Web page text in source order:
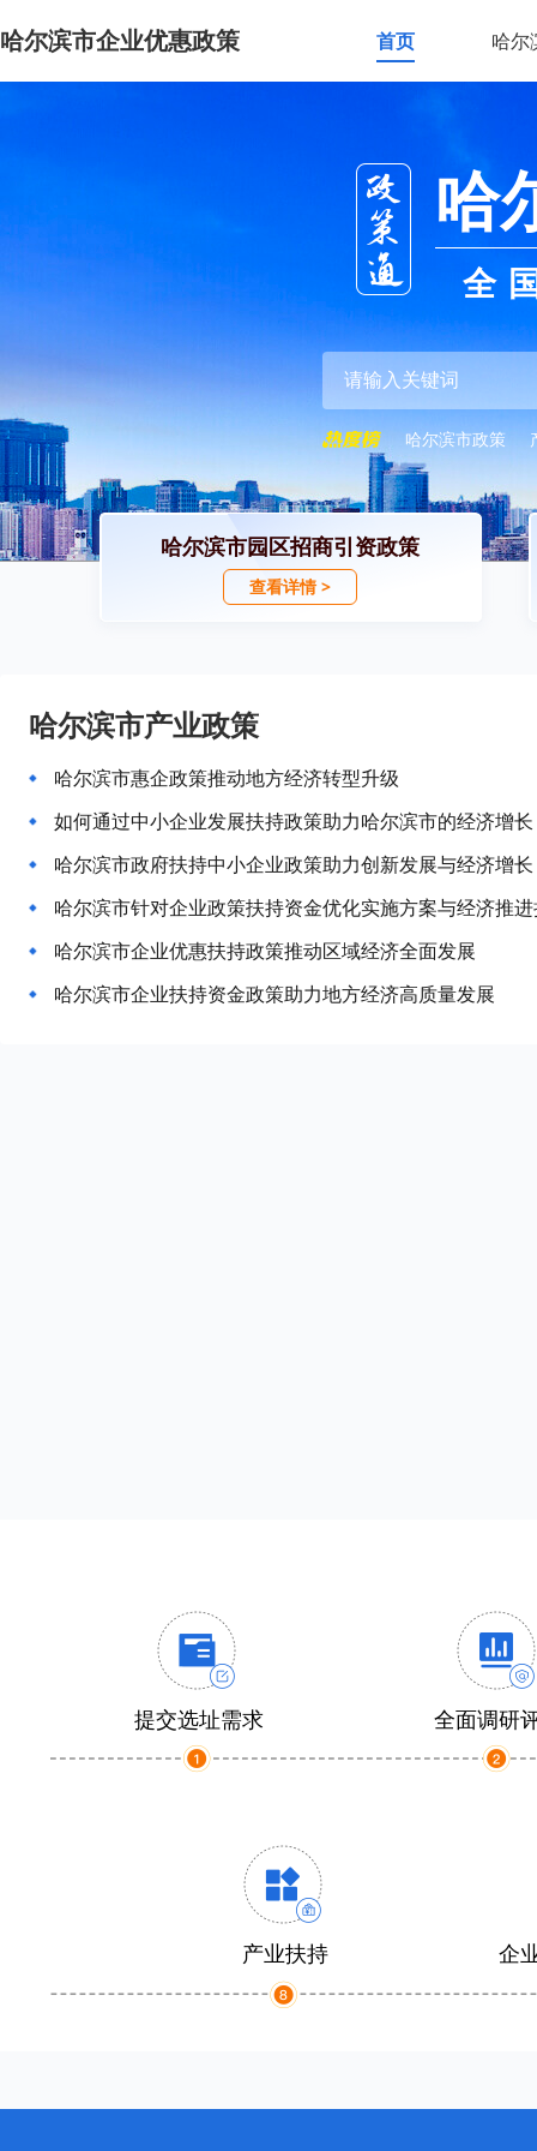
哈尔滨市企业优惠政策 首页 哈尔
哈
全
哈尔滨市政策
哈尔滨市园区招商引资政策
查看详情 >
哈尔滨市产业政策
哈尔滨市惠企政策推动地方经济转型升级
如何通过中小企业发展扶持政策助力哈尔滨市的经济增
哈尔滨市政府扶持中小企业政策助力创新发展与经济增长
哈尔滨市针对企业政策扶持资金优化实施方案与经济推
哈尔滨市企业优惠扶持政策推动区域经济全面发展
哈尔滨市企业扶持资金政策助力地方经济高质量发展
提交选址需求 全面调研
产业扶持 企